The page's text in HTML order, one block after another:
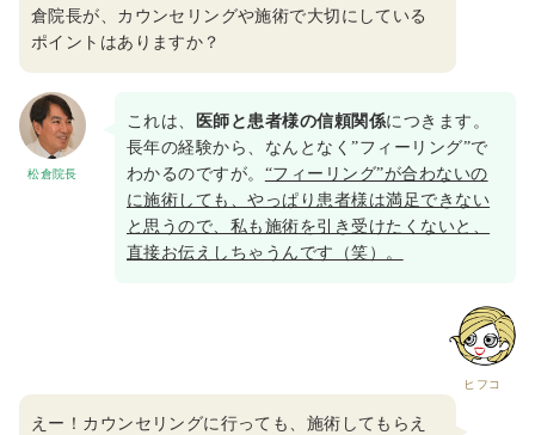
倉院長が、カウンセリングや施術で大切にしている
ポイントはありますか？
松倉院長
これは、 医師と患者様の信頼関係につきます。
長年の経験から、なんとなく”フィーリング”で
わかるのですが。 “フィーリング”が合わないの
に施術しても、やっぱり患者様は満足できない
と思うので、私も施術を引き受けたくないと、
直接お伝えしちゃうんです（笑）。
ヒフコ
えー！カウンセリングに行っても、施術してもらえ